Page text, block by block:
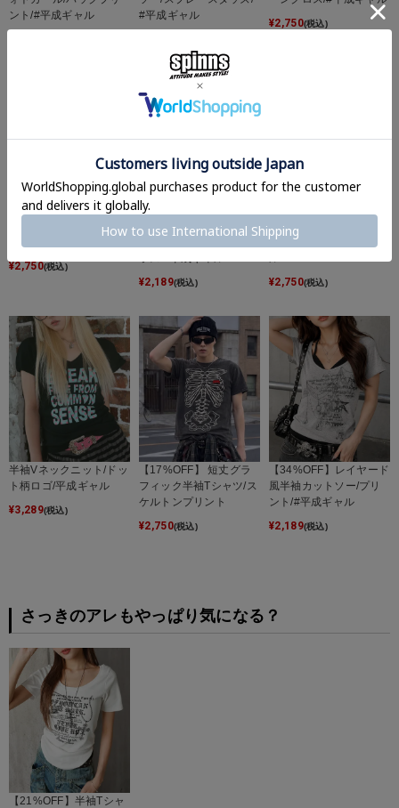
ント/#平成ギャル
#平成ギャル
¥2,750(税込)
Vネック半袖Tシャツ/ロ
¥2,750(税込)
【34%OFF】半袖Tシャ
¥2,189(税込)
半袖Tシャツ/フォトガー
ル/ストーン/#平成ギャ
¥2,750(税込)
半袖Vネックニット/ドッ
ト柄ロゴ/平成ギャル
¥3,289(税込)
【17%OFF】 短丈グラ
フィック半袖Tシャツ/ス
ケルトンプリント
¥2,750(税込)
【34%OFF】レイヤード
風半袖カットソー/プリ
ント/#平成ギャル
¥2,189(税込)
さっきのアレもやっぱり気になる？
【21%OFF】半袖Tシャ